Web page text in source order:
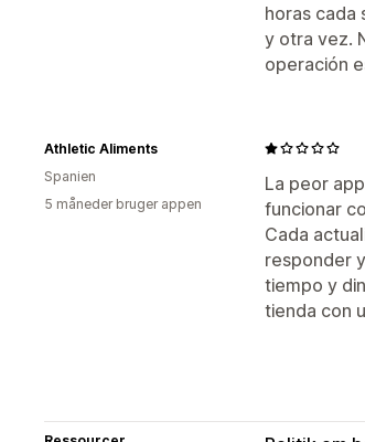
horas cada
y otra vez.
operación
La peor
funcionar
Cada
responder
tiempo y
tienda con
Athletic Aliments
Spanien
5 måneder bruger appen